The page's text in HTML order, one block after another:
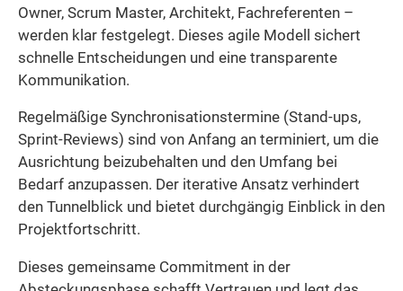
Owner, Scrum Master, Architekt, Fachreferenten –
werden klar festgelegt. Dieses agile Modell sichert
schnelle Entscheidungen und eine transparente
Kommunikation.
Regelmäßige Synchronisationstermine (Stand-ups,
Sprint-Reviews) sind von Anfang an terminiert, um die
Ausrichtung beizubehalten und den Umfang bei
Bedarf anzupassen. Der iterative Ansatz verhindert
den Tunnelblick und bietet durchgängig Einblick in den
Projektfortschritt.
Dieses gemeinsame Commitment in der